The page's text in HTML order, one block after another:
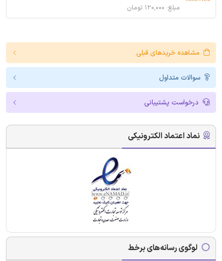
مبلغ: ۱۲۰,۰۰۰ تومان
مشاهده خریدهای قبلی
سوالات متداول
درخواست پشتیبانی
نماد اعتماد الکترونیکی
لوگوی رسانه‌های برخط